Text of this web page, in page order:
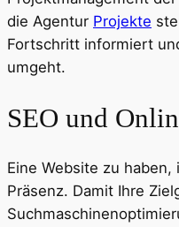
die Agentur Projekte
Fortschritt informiert
umgeht.
SEO und
Eine Website zu
Präsenz. Damit Ihre